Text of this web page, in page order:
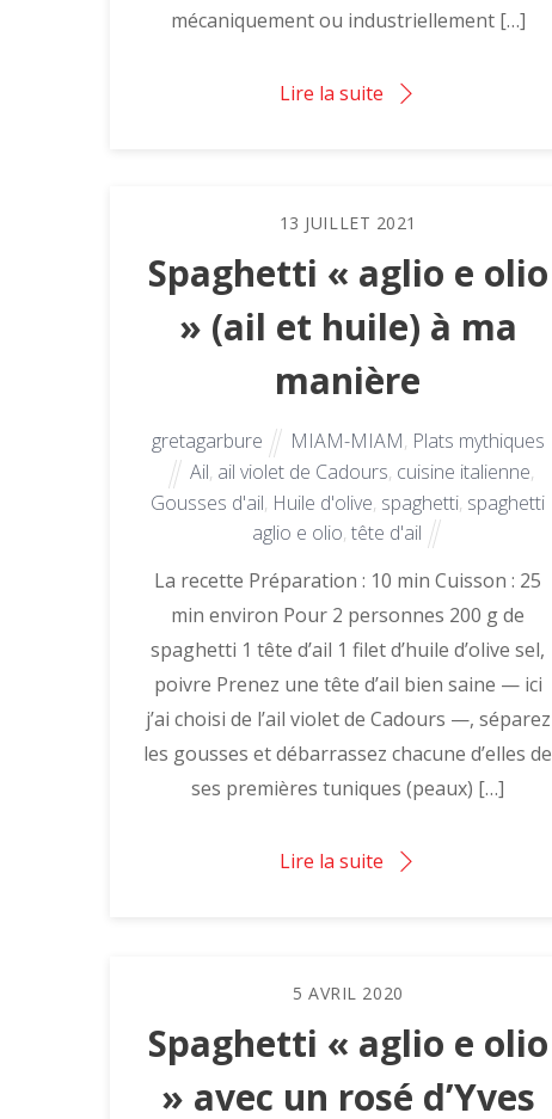
mécaniquement ou industriellement […]
Lire la suite
13 JUILLET 2021
Spaghetti « aglio e olio
» (ail et huile) à ma
manière
gretagarbure MIAM-MIAM, Plats mythiques
Ail, ail violet de Cadours, cuisine italienne,
Gousses d'ail, Huile d'olive, spaghetti, spaghetti
aglio e olio, tête d'ail
La recette Préparation : 10 min Cuisson : 25
min environ Pour 2 personnes 200 g de
spaghetti 1 tête d’ail 1 filet d’huile d’olive sel,
poivre Prenez une tête d’ail bien saine — ici
j’ai choisi de l’ail violet de Cadours —, séparez
les gousses et débarrassez chacune d’elles de
ses premières tuniques (peaux) […]
Lire la suite
5 AVRIL 2020
Spaghetti « aglio e olio
» avec un rosé d’Yves